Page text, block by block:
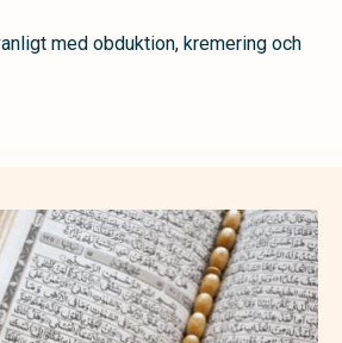
med obduktion, kremering och